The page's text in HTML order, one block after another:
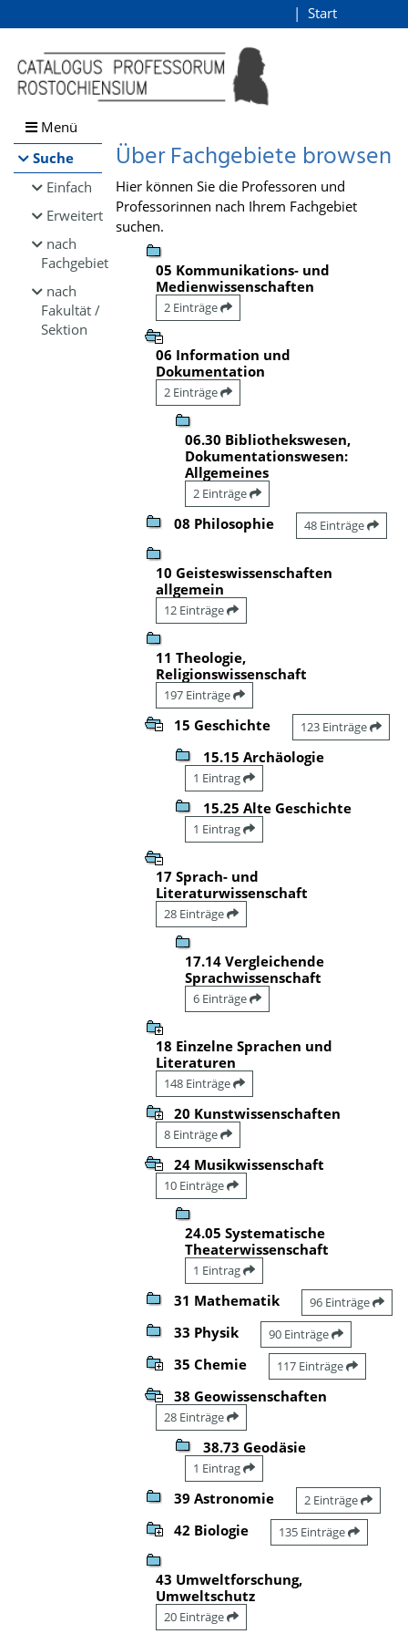
Browsen
direkt zum Inhalt
Start
Menü
Suche
Einfach
Erweitert
nach
Fachgebiet
nach
Fakultät /
Sektion
Über Fachgebiete browsen
Hier können Sie die Professoren und
Professorinnen nach Ihrem Fachgebiet
suchen.
05 Kommunikations- und
Medienwissenschaften
2 Einträge
06 Information und
Dokumentation
2 Einträge
06.30 Bibliothekswesen,
Dokumentationswesen:
Allgemeines
2 Einträge
08 Philosophie 48 Einträge
10 Geisteswissenschaften
allgemein
12 Einträge
11 Theologie,
Religionswissenschaft
197 Einträge
15 Geschichte 123 Einträge
15.15 Archäologie
1 Eintrag
15.25 Alte Geschichte
1 Eintrag
17 Sprach- und
Literaturwissenschaft
28 Einträge
17.14 Vergleichende
Sprachwissenschaft
6 Einträge
18 Einzelne Sprachen und
Literaturen
148 Einträge
20 Kunstwissenschaften
8 Einträge
24 Musikwissenschaft
10 Einträge
24.05 Systematische
Theaterwissenschaft
1 Eintrag
31 Mathematik 96 Einträge
33 Physik 90 Einträge
35 Chemie 117 Einträge
38 Geowissenschaften
28 Einträge
38.73 Geodäsie
1 Eintrag
39 Astronomie 2 Einträge
42 Biologie 135 Einträge
43 Umweltforschung,
Umweltschutz
20 Einträge